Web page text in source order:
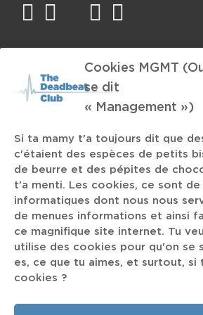
Cookies MGMT
se dit
« Management »)
Si ta mamy t'a toujours dit que
c'étaient des espèces de petits
de beurre et des pépites de
t'a menti. Les cookies, ce sont
informatiques dont nous nous
de menues informations et ainsi
ce magnifique site internet. Tu
utilise des cookies pour qu'on se
es, ce que tu aimes, et surtout, si
cookies ?
facebook
twitter
mail instagram
Clément Dechambre
C2C Eosine Imperial
Rock'n'Roll Je t'encule Thérèse
Pestifer Puppetmastaz Bodycount
Wu-Lu
Recos de Kante